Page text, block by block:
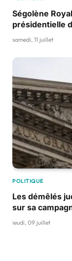
Ségolène
présidentielle
samedi, 11 juillet
POLITIQUE
Les démêlés
sur sa
jeudi, 09 juillet